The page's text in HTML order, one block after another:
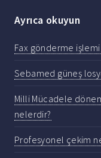
Ayrıca okuyun
Fax gönderme işlemi
Sebamed güneş
Milli Mücadele
nelerdir?
Profesyonel çekim